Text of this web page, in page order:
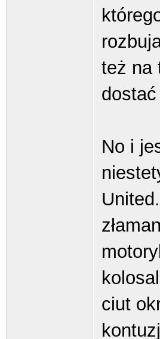
też na
No i
ciut